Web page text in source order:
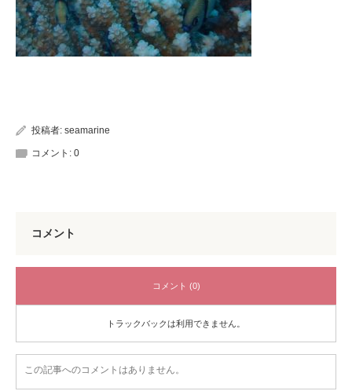
投稿者: seamarine
コメント: 0
コメント
コメント (0)
トラックバックは利用できません。
この記事へのコメントはありません。